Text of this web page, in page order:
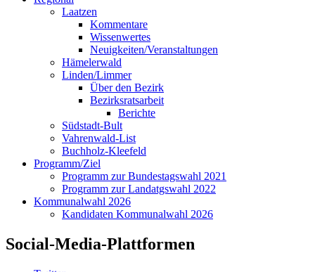
Laatzen
Kommentare
Wissenwertes
Neuigkeiten/Veranstaltungen
Hämelerwald
Linden/Limmer
Über den Bezirk
Bezirksratsarbeit
Berichte
Südstadt-Bult
Vahrenwald-List
Buchholz-Kleefeld
Programm/Ziel
Programm zur Bundestagswahl 2021
Programm zur Landatgswahl 2022
Kommunalwahl 2026
Kandidaten Kommunalwahl 2026
Social-Media-Plattformen